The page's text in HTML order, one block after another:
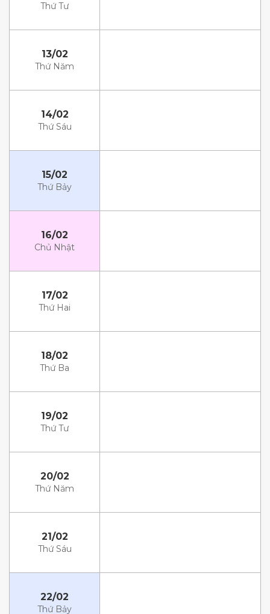
Thứ Tư
13/02
Thứ Năm
14/02
Thứ Sáu
15/02
Thứ Bảy
16/02
Chủ Nhật
17/02
Thứ Hai
18/02
Thứ Ba
19/02
Thứ Tư
20/02
Thứ Năm
21/02
Thứ Sáu
22/02
Thứ Bảy